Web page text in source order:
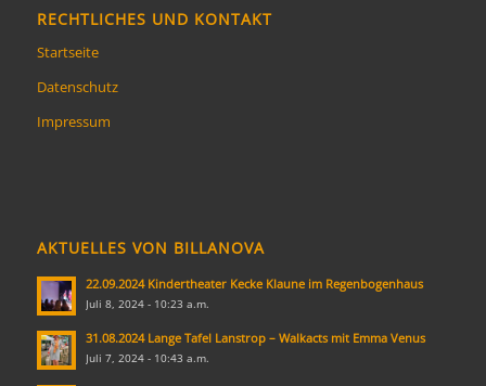
RECHTLICHES UND KONTAKT
Startseite
Datenschutz
Impressum
AKTUELLES VON BILLANOVA
22.09.2024 Kindertheater Kecke Klaune im Regenbogenhaus
Juli 8, 2024 - 10:23 a.m.
31.08.2024 Lange Tafel Lanstrop – Walkacts mit Emma Venus
Juli 7, 2024 - 10:43 a.m.